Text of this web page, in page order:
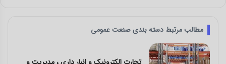
مطالب مرتبط دسته بندی صنعت عمومی